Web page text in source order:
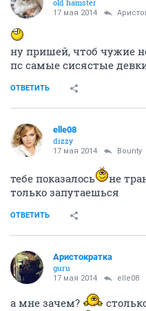
old hamster
17 мая 2014
ну пришей, чтоб чужие
пс самые сисястые
ОТВЕТИТЬ
elle08
dizzy
17 мая 2014 Bounty
тебе показалось
не
только запутаешься
ОТВЕТИТЬ
Аристократка
guru
17 мая 2014 elle08
а мне зачем?